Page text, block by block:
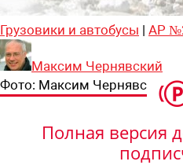
Грузовики и автобусы | АР
Максим Чернявский
Фото: Максим Чернявский
Полная версия